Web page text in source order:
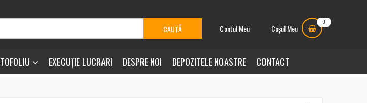
Contul Meu
Coșul Meu
0
EXECUȚIE LUCRARI DESPRE NOI DEPOZITELE NOASTRE CONTACT